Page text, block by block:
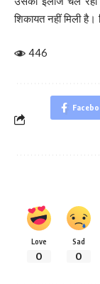
शिकायत नहीं मिली
446
Love
0
Sad
0